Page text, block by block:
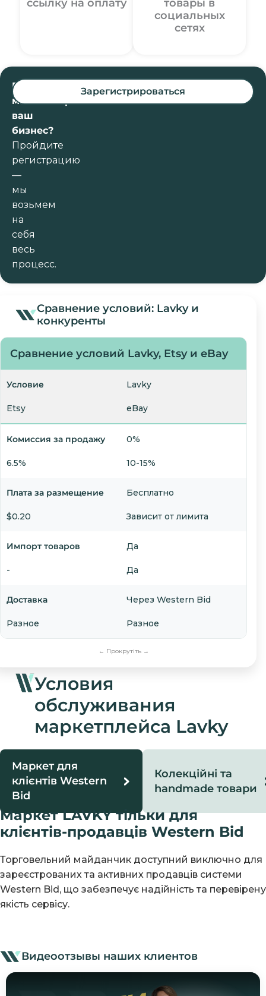
ссылку на оплату
товары в
социальных
сетях
Готовы
масштабировать
ваш
бизнес?
Пройдите
регистрацию
—
мы
возьмем
на
себя
весь
процесс.
Зарегистрироваться
Сравнение условий: Lavky и
конкуренты
Сравнение условий Lavky, Etsy и eBay
Условие Lavky
Etsy eBay
Комиссия за продажу 0%
6.5% 10-15%
Плата за размещение Бесплатно
$0.20 Зависит от лимита
Импорт товаров Да
- Да
Доставка Через Western Bid
Разное Разное
Условия
обслуживания
маркетплейса Lavky
Маркет для
клієнтів Western
Bid
Колекційні та
handmade товари
Маркет LAVKY тільки для
клієнтів-продавців Western Bid
Торговельний майданчик доступний виключно для
зареєстрованих та активних продавців системи
Western Bid, що забезпечує надійність та перевірену
якість сервісу.
Видеоотзывы наших клиентов